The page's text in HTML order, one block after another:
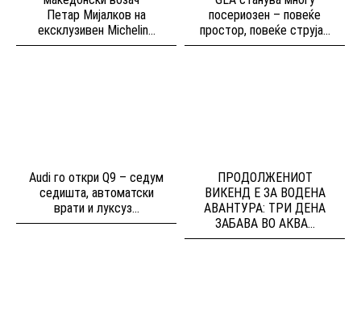
Петар Мијалков на
ексклузивен Michelin...
посериозен – повеќе
простор, повеќе струја...
Audi го откри Q9 – седум
седишта, автоматски
врати и луксуз...
ПРОДОЛЖЕНИОТ
ВИКЕНД Е ЗА ВОДЕНА
АВАНТУРА: ТРИ ДЕНА
ЗАБАВА ВО АКВА...